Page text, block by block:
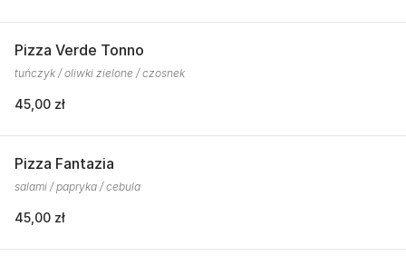
Pizza Verde Tonno
tuńczyk / oliwki zielone / czosnek
45,00 zł
Pizza Fantazia
salami / papryka / cebula
45,00 zł